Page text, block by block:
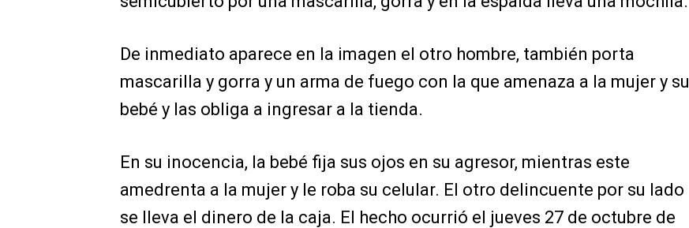
De inmediato aparece en la imagen el otro hombre, también porta
mascarilla y gorra y un arma de fuego con la que amenaza a la mujer y su
bebé y las obliga a ingresar a la tienda.
En su inocencia, la bebé fija sus ojos en su agresor, mientras este
amedrenta a la mujer y le roba su celular. El otro delincuente por su lado
se lleva el dinero de la caja. El hecho ocurrió el jueves 27 de octubre de